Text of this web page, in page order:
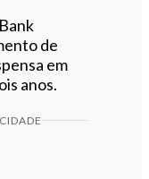
de
em
anos.